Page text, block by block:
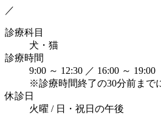
／
診療科目
犬・猫
診療時間
9:00 ～ 12:30 ／ 16:00 ～ 19:00
※診療時間終了の30分前まで
休診日
火曜 / 日・祝日の午後